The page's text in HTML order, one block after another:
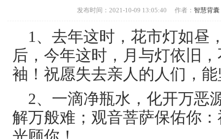
发布时间：2021-10-09 13:05:40 作者： 智慧背囊
1、去年这时，花市灯如昼
后，今年这时，月与灯依旧
袖！祝愿失去亲人的人们，
2、一滴净瓶水，化开万恶
解万般难；观音菩萨保佑你